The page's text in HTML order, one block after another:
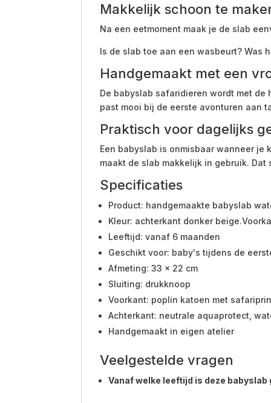
Makkelijk schoon te
Na een eetmoment maak je de slab
Is de slab toe aan een wasbeurt? Was
Handgemaakt met een
De babyslab safaridieren wordt met
past mooi bij de eerste avonturen aan
Praktisch voor dagelijks
Een babyslab is onmisbaar wanneer
maakt de slab makkelijk in gebruik.
Specificaties
Product: handgemaakte babyslab
Kleur: achterkant donker
Leeftijd: vanaf 6 maanden
Geschikt voor: baby's tijdens de
Afmeting: 33 x 22 cm
Sluiting: drukknoop
Voorkant: poplin katoen met
Achterkant: neutrale aquaprotect,
Handgemaakt in eigen atelier
Veelgestelde vragen
Vanaf welke leeftijd is deze babyslab